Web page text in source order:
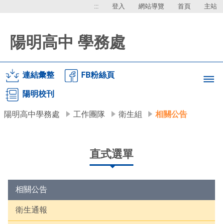
陽明高中 學務處
連結彙整
FB粉絲頁
陽明校刊
::: 登入 網站導覽 首頁 主站
陽明高中學務處 工作團隊 衛生組 相關公告
直式選單
相關公告
衛生通報